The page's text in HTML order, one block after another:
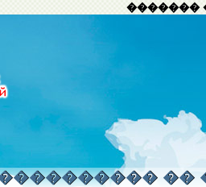
�������
��